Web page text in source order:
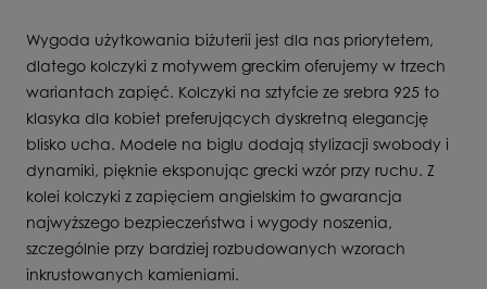
Wygoda użytkowania biżuterii jest dla nas priorytetem,
dlatego kolczyki z motywem greckim oferujemy w trzech
wariantach zapięć. Kolczyki na sztyfcie ze srebra 925 to
klasyka dla kobiet preferujących dyskretną elegancję
blisko ucha. Modele na biglu dodają stylizacji swobody i
dynamiki, pięknie eksponując grecki wzór przy ruchu. Z
kolei kolczyki z zapięciem angielskim to gwarancja
najwyższego bezpieczeństwa i wygody noszenia,
szczególnie przy bardziej rozbudowanych wzorach
inkrustowanych kamieniami.